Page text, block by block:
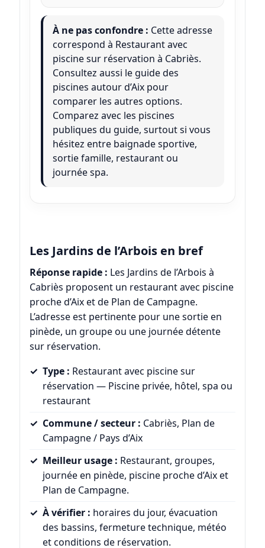
À ne pas confondre : Cette adresse
correspond à Restaurant avec
piscine sur réservation à Cabriès.
Consultez aussi le guide des
piscines autour d’Aix pour
comparer les autres options.
Comparez avec les piscines
publiques du guide, surtout si vous
hésitez entre baignade sportive,
sortie famille, restaurant ou
journée spa.
Les Jardins de l’Arbois en bref
Réponse rapide : Les Jardins de l’Arbois à
Cabriès proposent un restaurant avec piscine
proche d’Aix et de Plan de Campagne.
L’adresse est pertinente pour une sortie en
pinède, un groupe ou une journée détente
sur réservation.
Type : Restaurant avec piscine sur
réservation — Piscine privée, hôtel, spa ou
restaurant
Commune / secteur : Cabriès, Plan de
Campagne / Pays d’Aix
Meilleur usage : Restaurant, groupes,
journée en pinède, piscine proche d’Aix et
Plan de Campagne.
À vérifier : horaires du jour, évacuation
des bassins, fermeture technique, météo
et conditions de réservation.